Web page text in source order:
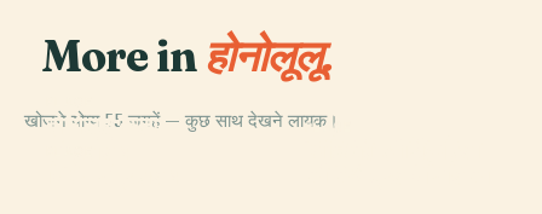
More inहोनोलूलू.
खोजने योग्य 55 जगहें — कुछ साथ देखने लायक।
होनोलुलु कला
PLACE
PLACE